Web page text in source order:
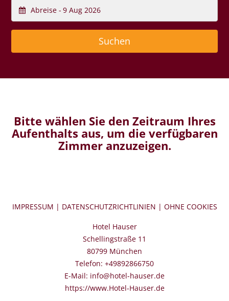
Abreise -
Bitte wählen Sie den Zeitraum Ihres
Aufenthalts aus, um die verfügbaren
Zimmer anzuzeigen.
IMPRESSUM | DATENSCHUTZRICHTLINIEN | OHNE COOKIES
Hotel Hauser
Schellingstraße 11
80799 München
Telefon: +49892866750
E-Mail: info@hotel-hauser.de
https://www.Hotel-Hauser.de